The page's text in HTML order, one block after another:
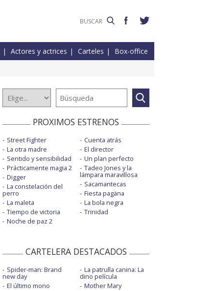
Actores y actrices Carteles Box-office
PROXIMOS ESTRENOS
Street Fighter
La otra madre
Sentido y sensibilidad
Prácticamente magia 2
Digger
La constelación del
perro
La maleta
Tiempo de victoria
Noche de paz 2
Cuenta atrás
El director
Un plan perfecto
Tadeo Jones y la
lámpara maravillosa
Sacamantecas
Fiesta pagäna
La bola negra
Trinidad
CARTELERA DESTACADOS
Spider-man: Brand
new day
El último mono
La patrulla canina: La
dino película
Mother Mary